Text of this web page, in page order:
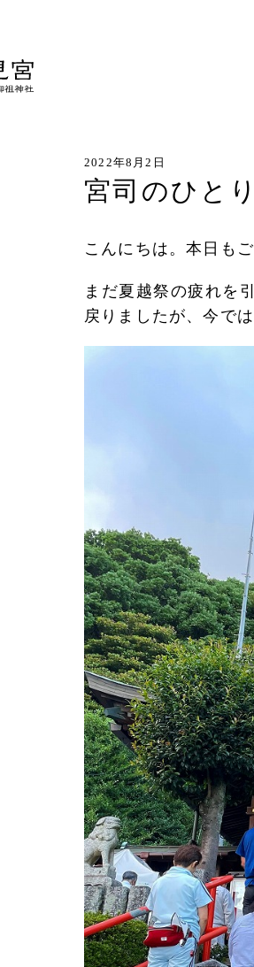
2022年8月2日
宮司のひと
こんにちは。本日も
まだ夏越祭の疲れを
戻りましたが、今で